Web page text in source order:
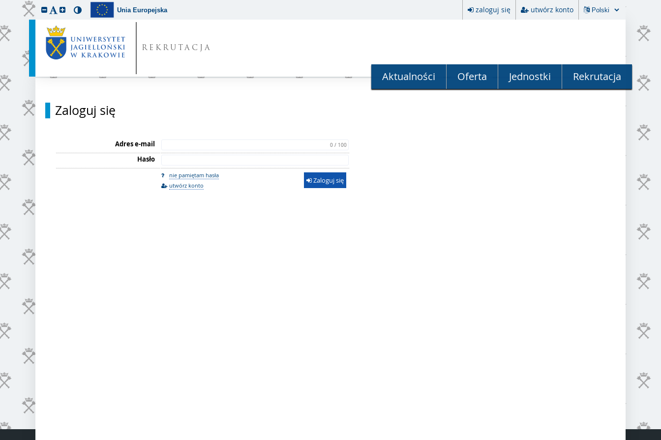
Unia Europejska zaloguj się utwórz konto
REKRUTACJA
Aktualności Oferta Jednostki Rekrutacja
Zaloguj się
Adres e-mail 0 / 100
Hasło
nie pamiętam hasła
utwórz konto
Zaloguj się